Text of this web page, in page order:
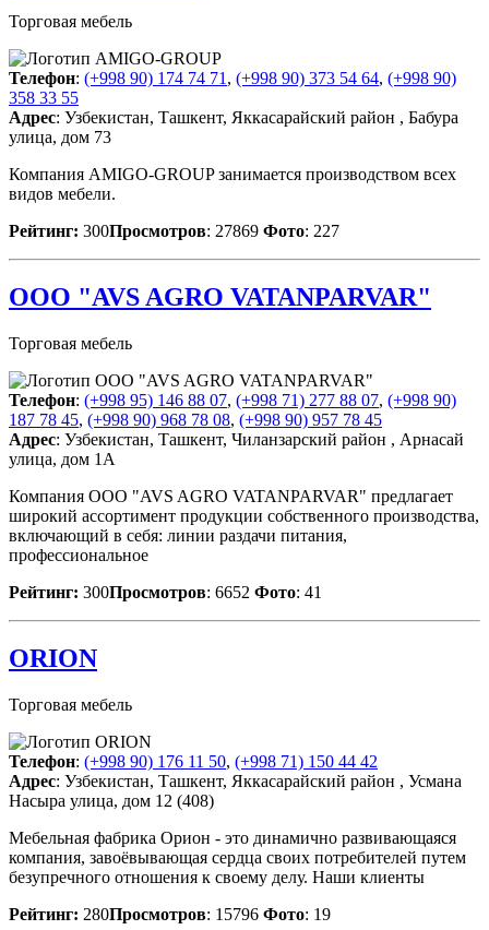
Торговая мебель
Телефон: (+998 90) 174 74 71 , (+998 90) 373 54 64, (+998 90)
358 33 55
Адрес: Узбекистан, Ташкент, Яккасарайский район , Бабура
улица, дом 73
Компания AMIGO-GROUP занимается производством всех
видов мебели.
Рейтинг: 300Просмотров: 27869 Фото: 227
ООО "AVS AGRO VATANPARVAR"
Торговая мебель
Телефон: (+998 95) 146 88 07, (+998 71) 277 88 07, (+998 90)
187 78 45, (+998 90) 968 78 08, (+998 90) 957 78 45
Адрес: Узбекистан, Ташкент, Чиланзарский район , Арнасай
улица, дом 1А
Компания ООО "AVS AGRO VATANPARVAR" предлагает
широкий ассортимент продукции собственного производства,
включающий в себя: линии раздачи питания,
профессиональное
Рейтинг: 300Просмотров: 6652 Фото: 41
ORION
Торговая мебель
Телефон: (+998 90) 176 11 50, (+998 71) 150 44 42
Адрес: Узбекистан, Ташкент, Яккасарайский район , Усмана
Насыра улица, дом 12 (408)
Мебельная фабрика Орион - это динамично развивающаяся
компания, завоёвывающая сердца своих потребителей путем
безупречного отношения к своему делу. Наши клиенты
Рейтинг: 280Просмотров: 15796 Фото: 19